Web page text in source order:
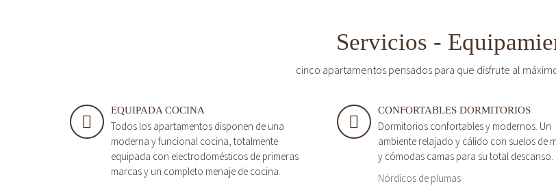
Servicios -
cinco apartamentos pensados para que disfrute al
EQUIPADA COCINA
Todos los apartamentos disponen de una
moderna y funcional cocina, totalmente
equipada con electrodomésticos de primeras
marcas y un completo menaje de cocina.
CONFORTABLES DORMITORIOS
Dormitorios confortables y modernos. Un
ambiente relajado y cálido con suelos de
y cómodas camas para su total descanso.
Nórdicos de plumas